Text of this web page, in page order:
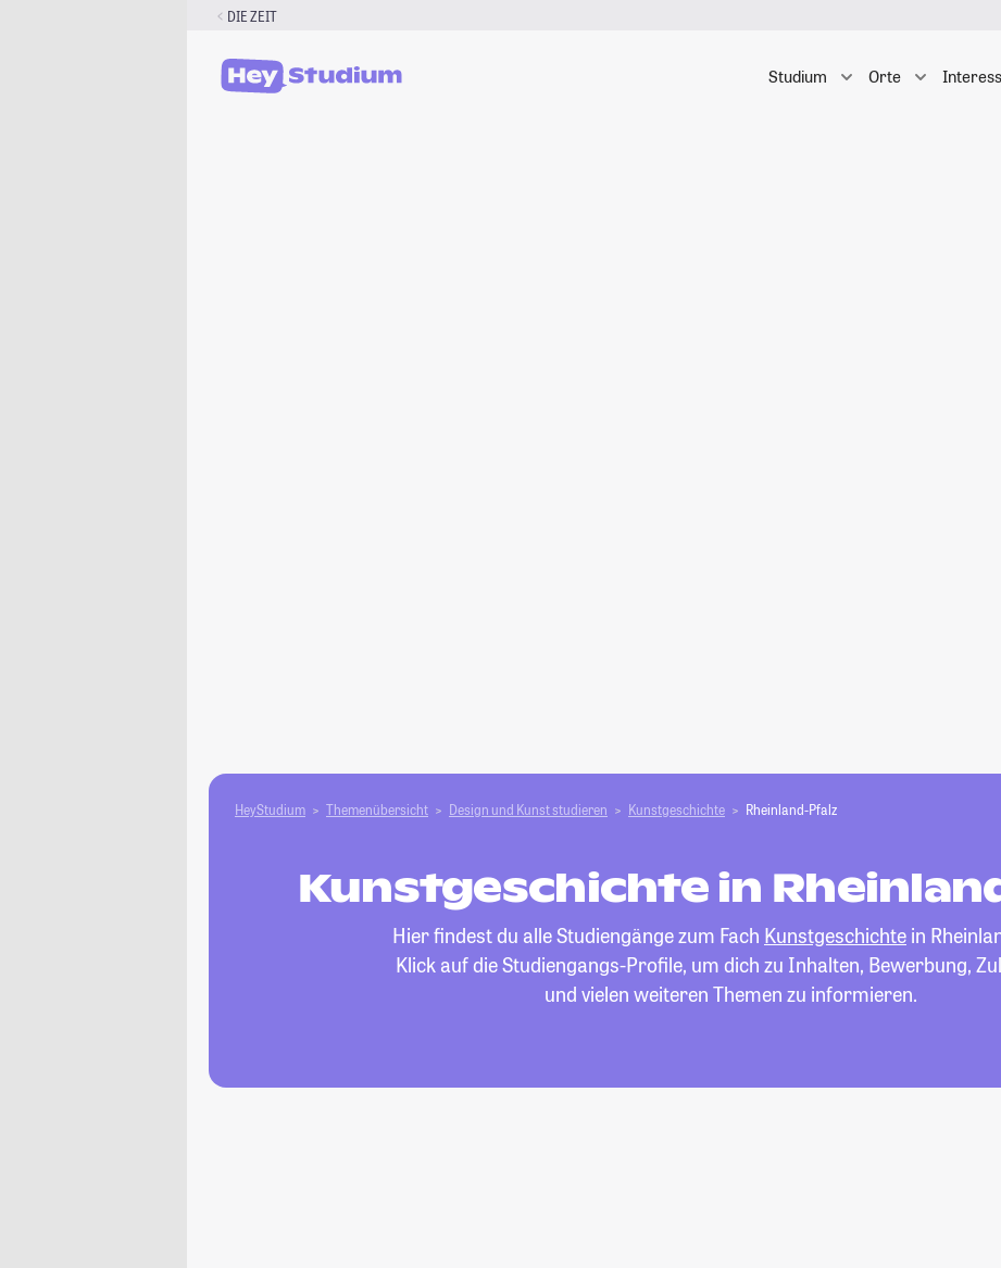
DIE ZEIT
Studium Orte
HeyStudium Themenübersicht Design und Kunst studieren Kunstgeschichte Rheinland-Pfalz
Kunstgeschichte in
Hier findest du alle Studiengänge zum Fach Kunstgeschichte in
Klick auf die Studiengangs-Profile, um dich zu Inhalten, Bewerbung,
und vielen weiteren Themen zu informieren.